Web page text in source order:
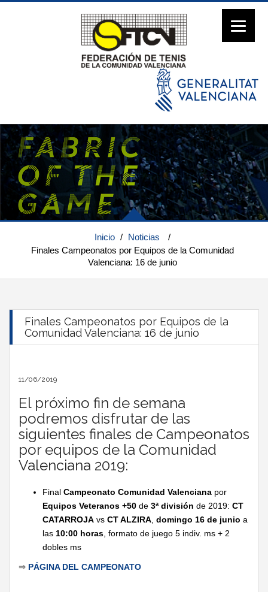
Inicio / Noticias
/
Finales Campeonatos por Equipos de la Comunidad
Valenciana: 16 de junio
Finales Campeonatos por Equipos de la
Comunidad Valenciana: 16 de junio
11/06/2019
El próximo fin de semana
podremos disfrutar de las
siguientes finales de Campeonatos
por equipos de la Comunidad
Valenciana 2019:
Final Campeonato Comunidad Valenciana por
Equipos Veteranos +50 de 3ª división de 2019: CT
CATARROJA vs CT ALZIRA domingo 16 de junio a
las 10:00 horas , formato de juego 5 indiv. ms + 2
dobles ms
⇒ PÁGINA DEL CAMPEONATO